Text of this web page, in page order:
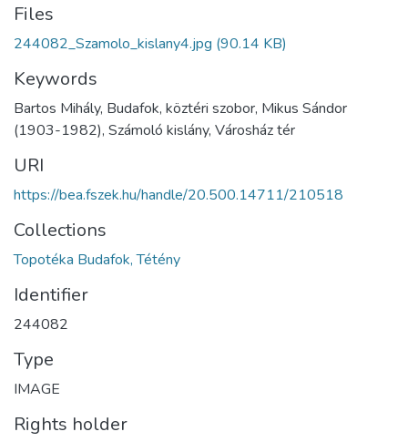
Files
244082_Szamolo_kislany4.jpg (90.14 KB)
Keywords
Bartos Mihály, Budafok, köztéri szobor, Mikus Sándor
(1903-1982), Számoló kislány, Városház tér
URI
https://bea.fszek.hu/handle/20.500.14711/210518
Collections
Topotéka Budafok, Tétény
Identifier
244082
Type
IMAGE
Rights holder